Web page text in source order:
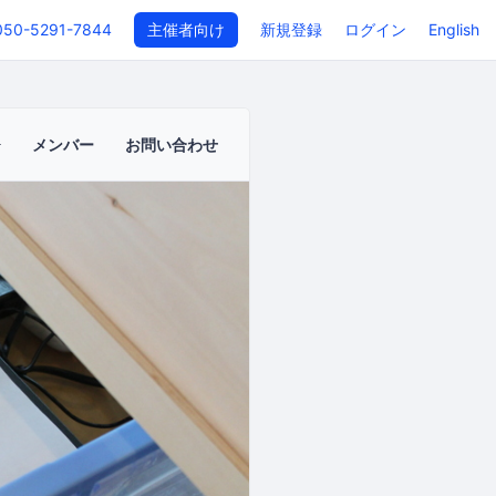
5291-7844 主催者向け 新規登録 ログイン English
メンバー お問い合わせ